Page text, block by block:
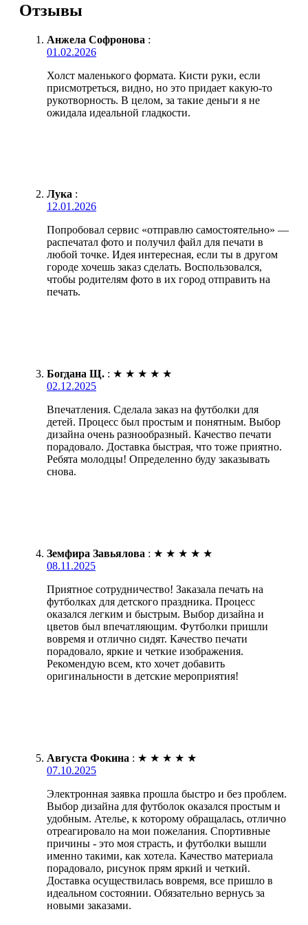
Отзывы
Анжела Софронова :
01.02.2026
Холст маленького формата. Кисти руки, если
присмотреться, видно, но это придает какую-то
рукотворность. В целом, за такие деньги я не
ожидала идеальной гладкости.
Лука :
12.01.2026
Попробовал сервис «отправлю самостоятельно» —
распечатал фото и получил файл для печати в
любой точке. Идея интересная, если ты в другом
городе хочешь заказ сделать. Воспользовался,
чтобы родителям фото в их город отправить на
печать.
Богдана Щ. : ★ ★ ★ ★ ★
02.12.2025
Впечатления. Сделала заказ на футболки для
детей. Процесс был простым и понятным. Выбор
дизайна очень разнообразный. Качество печати
порадовало. Доставка быстрая, что тоже приятно.
Ребята молодцы! Определенно буду заказывать
снова.
Земфира Завьялова : ★ ★ ★ ★ ★
08.11.2025
Приятное сотрудничество! Заказала печать на
футболках для детского праздника. Процесс
оказался легким и быстрым. Выбор дизайна и
цветов был впечатляющим. Футболки пришли
вовремя и отлично сидят. Качество печати
порадовало, яркие и четкие изображения.
Рекомендую всем, кто хочет добавить
оригинальности в детские мероприятия!
Августа Фокина : ★ ★ ★ ★ ★
07.10.2025
Электронная заявка прошла быстро и без проблем.
Выбор дизайна для футболок оказался простым и
удобным. Ателье, к которому обращалась, отлично
отреагировало на мои пожелания. Спортивные
причины - это моя страсть, и футболки вышли
именно такими, как хотела. Качество материала
порадовало, рисунок прям яркий и четкий.
Доставка осуществилась вовремя, все пришло в
идеальном состоянии. Обязательно вернусь за
новыми заказами.